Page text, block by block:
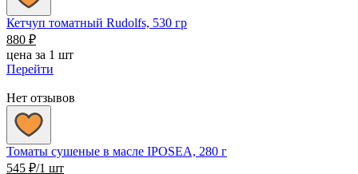
Кетчуп томатный Rudolfs, 530 гр
880 ₽
цена за 1 шт
Перейти
Нет отзывов
Томаты сушеные в масле IPOSEA, 280 г
545 ₽/1 шт